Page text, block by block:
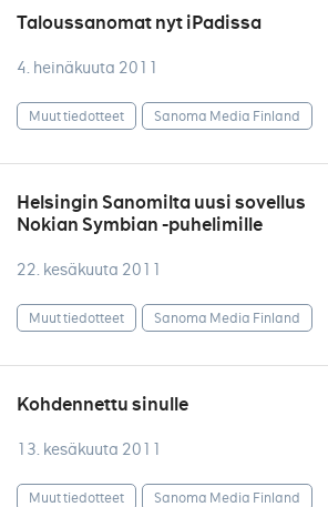
Taloussanomat nyt iPadissa
4. heinäkuuta 2011
Muut tiedotteet Sanoma Media Finland
Helsingin Sanomilta uusi sovellus
Nokian Symbian -puhelimille
22. kesäkuuta 2011
Muut tiedotteet Sanoma Media Finland
Kohdennettu sinulle
13. kesäkuuta 2011
Muut tiedotteet Sanoma Media Finland